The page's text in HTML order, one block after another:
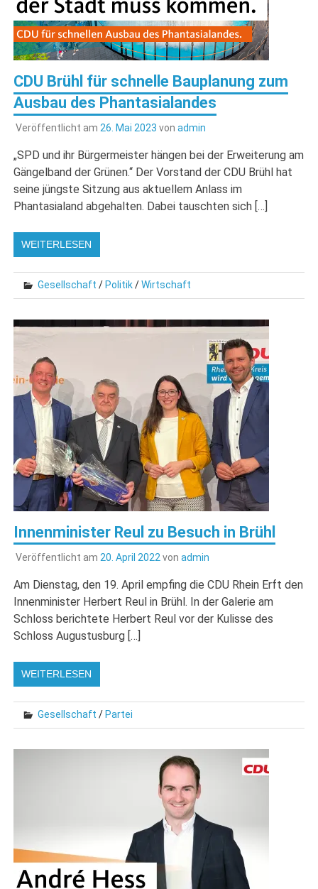
CDU Brühl für schnelle Bauplanung zum
Ausbau des Phantasialandes
Veröffentlicht am 26. Mai 2023 von admin
„SPD und ihr Bürgermeister hängen bei der Erweiterung am
Gängelband der Grünen.“ Der Vorstand der CDU Brühl hat
seine jüngste Sitzung aus aktuellem Anlass im
Phantasialand abgehalten. Dabei tauschten sich […]
WEITERLESEN
Gesellschaft / Politik/Wirtschaft
Innenminister Reul zu Besuch in Brühl
Veröffentlicht am 20. April 2022 von admin
Am Dienstag, den 19. April empfing die CDU Rhein Erft den
Innenminister Herbert Reul in Brühl. In der Galerie am
Schloss berichtete Herbert Reul vor der Kulisse des
Schloss Augustusburg […]
WEITERLESEN
Gesellschaft / Partei